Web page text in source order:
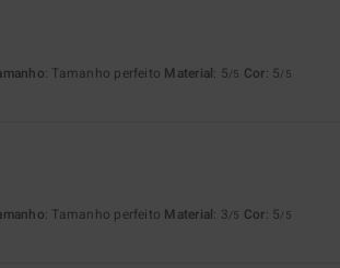
: Tamanho perfeito Material: 5/5 Cor: 5/5
: Tamanho perfeito Material: 3/5 Cor: 5/5